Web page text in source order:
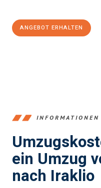
ANGEBOT ERHALTEN
INFORMATIONEN
ein Umzug
nach Iraklio